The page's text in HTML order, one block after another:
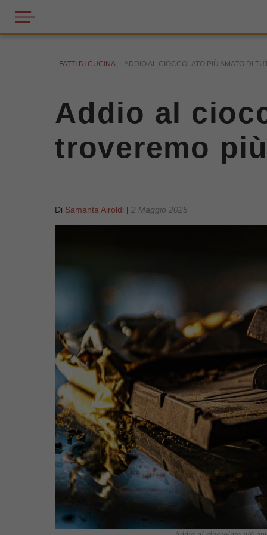
FATTI DI CUCINA ADDIO AL CIOCCOLATO PIÙ AMATO DI
Addio al
troveremo
Di Samanta Airoldi | 2 Maggio 2025